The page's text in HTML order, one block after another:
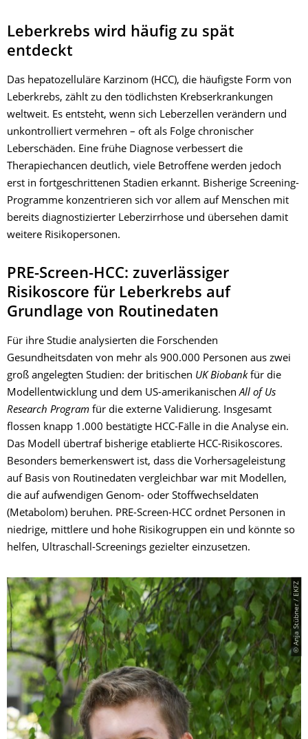
Leberkrebs wird häufig zu spät
entdeckt
Das hepatozelluläre Karzinom (HCC), die häufigste Form von
Leberkrebs, zählt zu den tödlichsten Krebserkrankungen
weltweit. Es entsteht, wenn sich Leberzellen verändern und
unkontrolliert vermehren – oft als Folge chronischer
Leberschäden. Eine frühe Diagnose verbessert die
Therapiechancen deutlich, viele Betroffene werden jedoch
erst in fortgeschrittenen Stadien erkannt. Bisherige Screening-
Programme konzentrieren sich vor allem auf Menschen mit
bereits diagnostizierter Leberzirrhose und übersehen damit
weitere Risikopersonen.
PRE-Screen-HCC: zuverlässiger
Risikoscore für Leberkrebs auf
Grundlage von Routinedaten
Für ihre Studie analysierten die Forschenden
Gesundheitsdaten von mehr als 900.000 Personen aus zwei
groß angelegten Studien: der britischen UK Biobankfür die
Modellentwicklung und dem US-amerikanischenAll of Us
Research Program für die externe Validierung. Insgesamt
flossen knapp 1.000 bestätigte HCC-Fälle in die Analyse ein.
Das Modell übertraf bisherige etablierte HCC-Risikoscores.
Besonders bemerkenswert ist, dass die Vorhersageleistung
auf Basis von Routinedaten vergleichbar war mit Modellen,
die auf aufwendigen Genom- oder Stoffwechseldaten
(Metabolom) beruhen. PRE-Screen-HCC ordnet Personen in
niedrige, mittlere und hohe Risikogruppen ein und könnte so
helfen, Ultraschall-Screenings gezielter einzusetzen.
© Anja Stübner / EKFZ